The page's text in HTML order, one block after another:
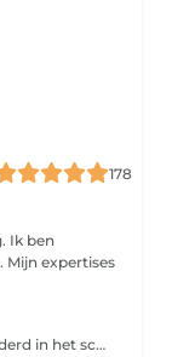
178
Ik ben
Mijn expertises
Bij een Brazilian wax worden alle haren verwijderd in het schaamstreekgebied. Na een Brazilian wax hoeft u niet meer bang te zijn voor haren die onder uw slip vandaan komen. U krijgt een bikinilijn met een zachte huid, zonder pukkels en irritaties. Bij een Brazilian blijft alleen een streepje haar op de venusheuvel over inclusief bilnaad. Bij een full brazilian wax worden alle haren verwijdert inclusief bilnaad. De Behandeling: Hoe pijnlijk de behandeling is, is voor iedereen verschillend. Natuurlijk kan het niet zonder pijn. De wax methode die gebruikt wordt is zo snel en pijnloos mogelijk. Het is zeker minder pijnlijk dan u verwacht en de pijn wordt steeds minder hoe vaker u het hebt gedaan. Houdt rekening met uw cyclus, tijdens en voor uw menstruatie bent u meer gevoelig! Hoe meer u zich ontspant, hoe minder last u tijdens de behandeling heeft. Gemiddeld blijven de haartjes zo'n 3-6 weken weg. Dit is geheel afhankelijk van de groeisnelheid welke ook per persoon verschillend is. Haartjes kunnen tijdens de behandeling ook afbreken waardoor deze sneller teruggroeien dan de rest. Door warmte kan het haar ook sneller gaan groeien. Bij regelmatig harsen zal de haargroei langer uitblijven, minder worden en een verfijndere structuur krijgen. Haartjes komen dus in mindere mate en fijner terug! Voor De Behandeling: 2 tot 3 weken niet scheren.